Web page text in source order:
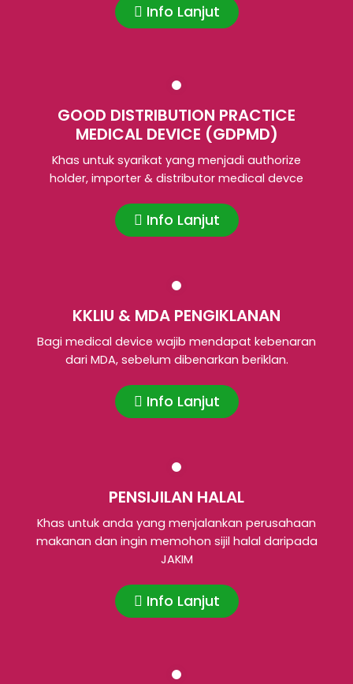
Info Lanjut
GOOD DISTRIBUTION PRACTICE
MEDICAL DEVICE (GDPMD)
Khas untuk syarikat yang menjadi authorize
holder, importer & distributor medical devce
Info Lanjut
KKLIU & MDA PENGIKLANAN
Bagi medical device wajib mendapat kebenaran
dari MDA, sebelum dibenarkan beriklan.
Info Lanjut
PENSIJILAN HALAL
Khas untuk anda yang menjalankan perusahaan
makanan dan ingin memohon sijil halal daripada
JAKIM
Info Lanjut